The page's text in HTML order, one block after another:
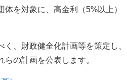
を対象に、高金利（5%以上）
、財政健全化計画等を策定し、
の計画を公表します。